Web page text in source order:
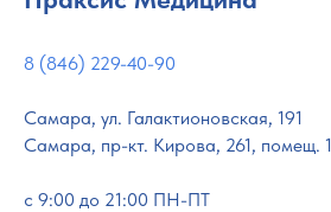
8 (846) 229-40-90
Самара, ул. Галактионовская, 191
Самара, пр-кт. Кирова, 261, помещ. 1
c 9:00 до 21:00 ПН-ПТ